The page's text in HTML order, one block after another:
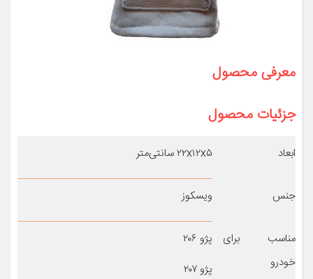
معرفی محصول
جزئیات محصول
ابعاد ۲۲x۱۲x۵ سانتی‌متر
جنس ویسکوز
مناسب برای
خودرو
پژو ۲۰۶
پژو ۲۰۷